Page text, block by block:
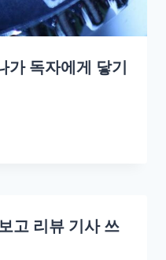
가 독자에게 닿기
고 리뷰 기사 쓰